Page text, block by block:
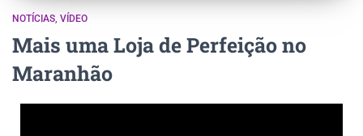
NOTÍCIAS VÍDEO
Mais uma Loja de Perfeição no
Maranhão